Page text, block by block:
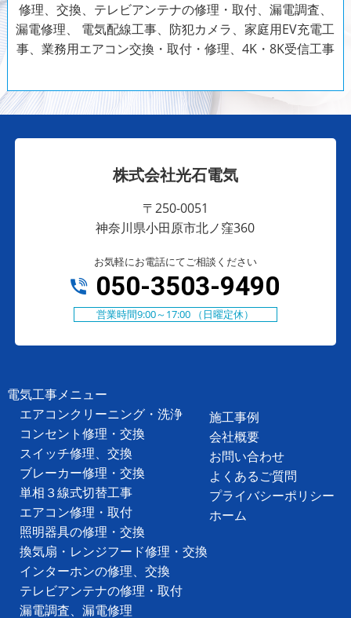
修理、交換、テレビアンテナの修理・取付、漏電調査、
漏電修理、 電気配線工事、防犯カメラ、家庭用EV充電工
事、業務用エアコン交換・取付・修理、4K・8K受信工事
株式会社光石電気
〒250-0051
神奈川県小田原市北ノ窪360
お気軽にお電話にてご相談ください
050-3503-9490
営業時間9:00～17:00 （日曜定休）
電気工事メニュー
エアコンクリーニング・洗浄
コンセント修理・交換
スイッチ修理、交換
ブレーカー修理・交換
単相３線式切替工事
エアコン修理・取付
照明器具の修理・交換
換気扇・レンジフード修理・交換
インターホンの修理、交換
テレビアンテナの修理・取付
漏電調査、漏電修理
施工事例
会社概要
お問い合わせ
よくあるご質問
プライバシーポリシー
ホーム